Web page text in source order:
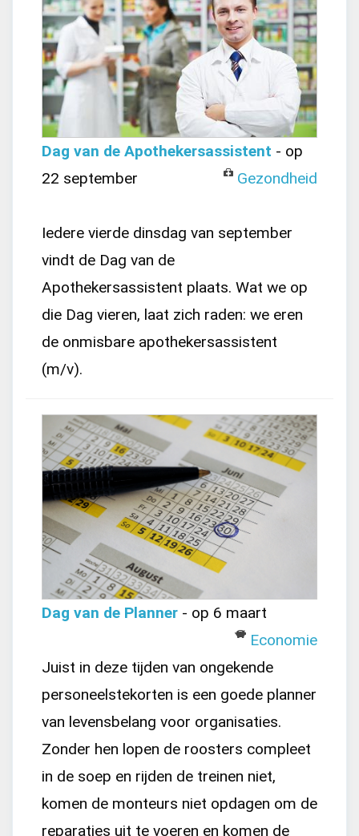
Dag van de Apothekersassistent - op
22 september
Gezondheid
Iedere vierde dinsdag van september
vindt de Dag van de
Apothekersassistent plaats. Wat we op
die Dag vieren, laat zich raden: we eren
de onmisbare apothekersassistent
(m/v).
Dag van de Planner- op 6 maart
Economie
Juist in deze tijden van ongekende
personeelstekorten is een goede planner
van levensbelang voor organisaties.
Zonder hen lopen de roosters compleet
in de soep en rijden de treinen niet,
komen de monteurs niet opdagen om de
reparaties uit te voeren en komen de